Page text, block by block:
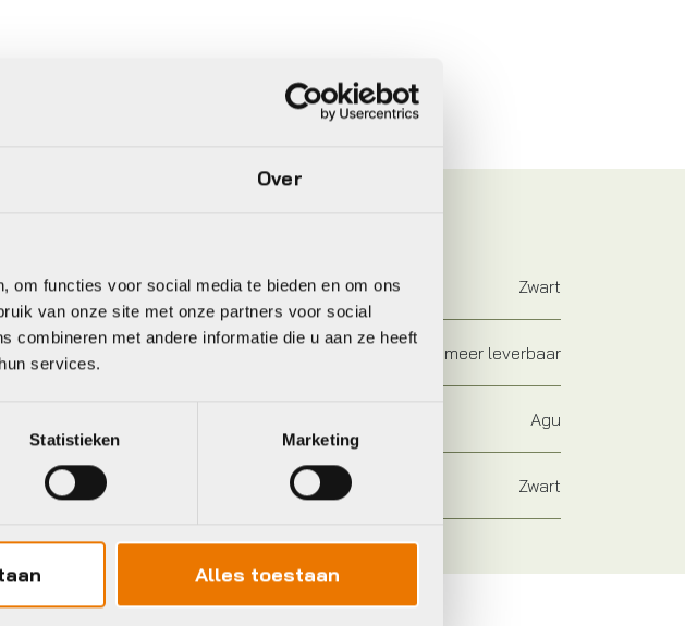
Over
om functies voor social media te bieden en om ons
van onze site met onze partners voor social
combineren met andere informatie die u aan ze heeft
services.
Statistieken Marketing
Alles toestaan
Zwart
Niet meer leverbaar
Agu
Zwart